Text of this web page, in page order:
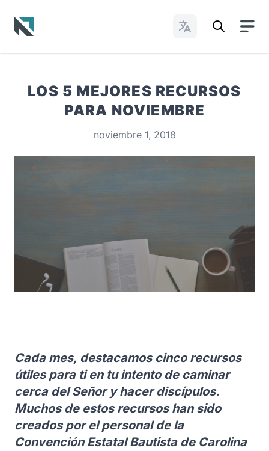
Cambiar idioma
LOS 5 MEJORES RECURSOS
PARA NOVIEMBRE
noviembre 1, 2018
Cada mes, destacamos cinco recursos
útiles para ti en tu intento de caminar
cerca del Señor y hacer discípulos.
Muchos de estos recursos han sido
creados por el personal de la
Convención Estatal Bautista de Carolina